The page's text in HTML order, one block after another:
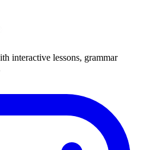
interactive lessons, grammar